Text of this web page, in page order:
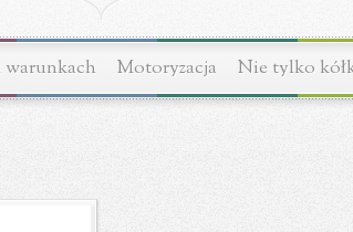
warunkach Motoryzacja Nie tylko